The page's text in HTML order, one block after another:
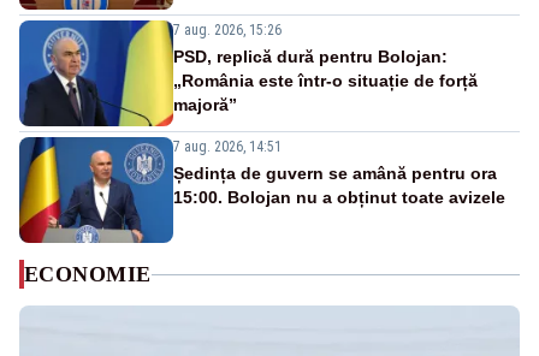
7 aug. 2026, 15:26
PSD, replică dură pentru Bolojan:
„România este într-o situație de forță
majoră”
7 aug. 2026, 14:51
Ședința de guvern se amână pentru ora
15:00. Bolojan nu a obținut toate avizele
ECONOMIE